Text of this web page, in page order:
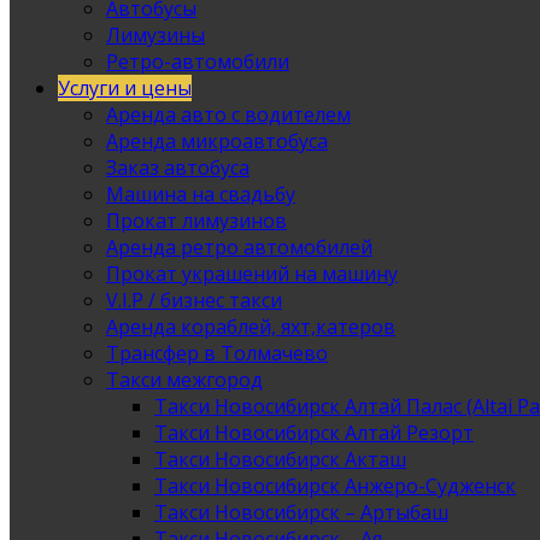
Автобусы
Лимузины
Ретро-автомобили
Услуги и цены
Аренда авто с водителем
Аренда микроавтобуса
Заказ автобуса
Машина на свадьбу
Прокат лимузинов
Аренда ретро автомобилей
Прокат украшений на машину
V.I.P / бизнес такси
Аренда кораблей, яхт,катеров
Трансфер в Толмачево
Такси межгород
Такси Новосибирск Алтай Палас (Altai
Такси Новосибирск Алтай Резорт
Такси Новосибирск Акташ
Такси Новосибирск Анжеро-Судженск
Такси Новосибирск – Артыбаш